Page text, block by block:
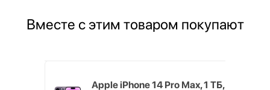
Вместе с этим товаром покупают
Apple iPhone 14 Pro Max, 1 ТБ,